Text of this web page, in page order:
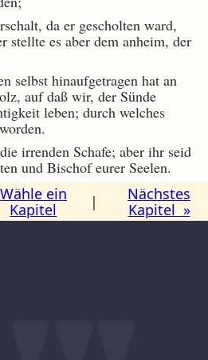
da er gescholten ward,
stellte es aber dem anheim, der
selbst hinaufgetragen hat an
auf daß wir, der Sünde
leben; durch welches
irrenden Schafe; aber ihr seid
und Bischof eurer Seelen.
Wähle ein
Kapitel
|
Nächstes
Kapitel »